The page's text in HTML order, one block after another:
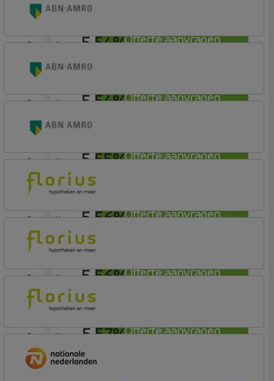
Offerte aanvragen
5,54%
Offerte aanvragen
Profijt twaalf
aflosvrij
5,54%
Offerte aanvragen
Budget (Incl. Korting)
aflosvrij
5,55%
Offerte aanvragen
Woning (Incl. Korting)
aflosvrij
5,56%
Offerte aanvragen
ABN AMRO Bank
Woning (Incl. Korting)
aflosvrij
5,56%
Offerte aanvragen
Florius
Profijt drie + drie
aflosvrij
5,57%
Florius
Profijt twaalf
aflosvrij
Profijt twaalf